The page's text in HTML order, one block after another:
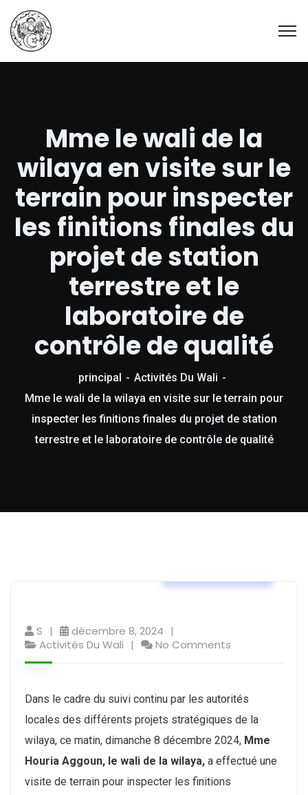
Mme le wali de la
wilaya en visite sur le
terrain pour inspecter
les finitions finales du
projet de station
terrestre et le
laboratoire de
contrôle de qualité
principal
Activités Du Wali
Mme le wali de la wilaya en visite sur le terrain pour
inspecter les finitions finales du projet de station
terrestre et le laboratoire de contrôle de qualité
S
décembre 8, 2024
Activités Du Wali
No Comments
Dans le cadre du suivi continu par les autorités
locales des différents projets stratégiques de la
wilaya, ce matin, dimanche 8 décembre 2024, Mme
Houria Aggoun, le wali de la wilaya, a effectué une
visite de terrain pour inspecter les finitions